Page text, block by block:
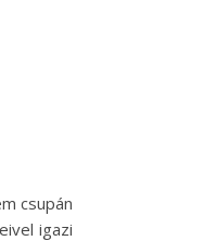
csupán
igazi